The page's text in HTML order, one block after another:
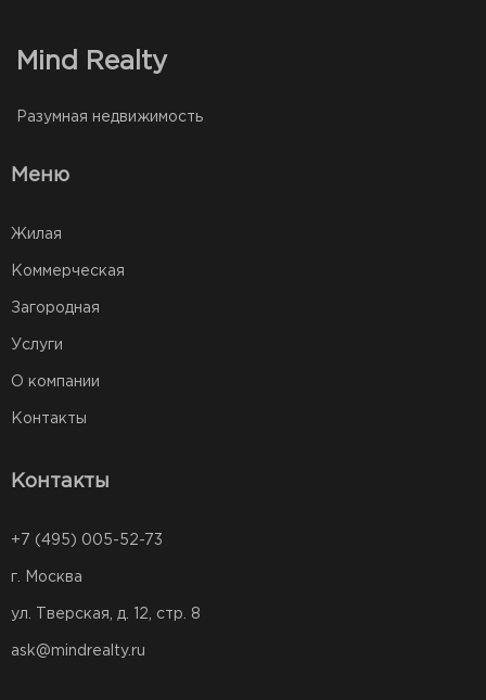
Mind Realty
Разумная недвижимость
Меню
Жилая
Коммерческая
Загородная
Услуги
О компании
Контакты
Контакты
+7 (495) 005-52-73
г. Москва
ул. Тверская, д. 12, стр. 8
ask@mindrealty.ru